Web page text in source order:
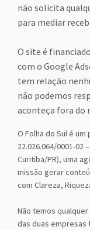
não solicita
para mediar
O site é
com o Google
tem relação
não podemos
aconteça fora do
O Folha do Sul é um
22.026.064/0001-02
Curitiba/PR), uma
missão gerar
com Clareza,
Não temos
das duas empresas